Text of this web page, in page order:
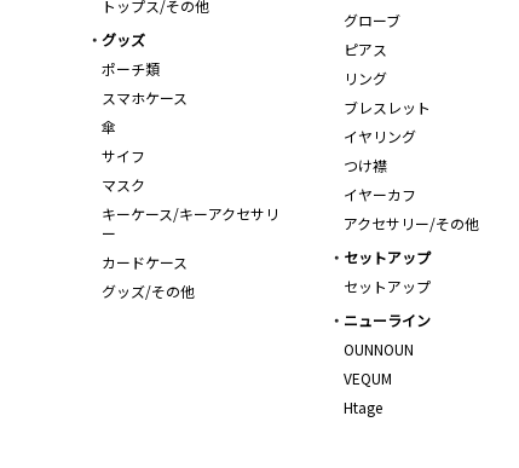
トップス/その他
グローブ
ピアス
リング
ブレスレット
イヤリング
つけ襟
イヤーカフ
アクセサリー/その他
グッズ
ポーチ類
スマホケース
傘
サイフ
マスク
キーケース/キーアクセサリ
ー
カードケース
グッズ/その他
セットアップ
セットアップ
ニューライン
OUNNOUN
VEQUM
Htage